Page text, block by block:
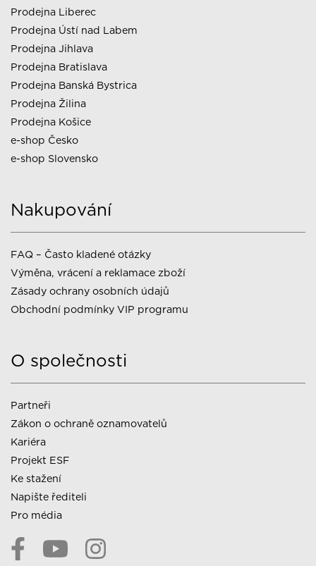
Prodejna Liberec
Prodejna Ústí nad Labem
Prodejna Jihlava
Prodejna Bratislava
Prodejna Banská Bystrica
Prodejna Žilina
Prodejna Košice
e-shop Česko
e-shop Slovensko
Nakupování
FAQ – Často kladené otázky
Výměna, vrácení a reklamace zboží
Zásady ochrany osobních údajů
Obchodní podmínky VIP programu
O společnosti
Partneři
Zákon o ochraně oznamovatelů
Kariéra
Projekt ESF
Ke stažení
Napište řediteli
Pro média